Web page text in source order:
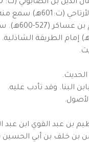
بن الصابوني (ت: 680هـ).
آخر من حدث بالشام.
منه الحديث بدمشق.
البنا. وقد تأدب عليه.
ابن عبد الله بن سلامة
أبي الحسين بن شرف الدمياطي